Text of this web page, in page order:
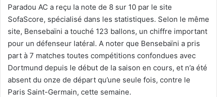
Paradou AC a reçu la note de 8 sur 10 par le site
SofaScore, spécialisé dans les statistiques. Selon le même
site, Bensebaïni a touché 123 ballons, un chiffre important
pour un défenseur latéral. A noter que Bensebaïni a pris
part à 7 matches toutes compétitions confondues avec
Dortmund depuis le début de la saison en cours, et n’a été
absent du onze de départ qu’une seule fois, contre le
Paris Saint-Germain, cette semaine.